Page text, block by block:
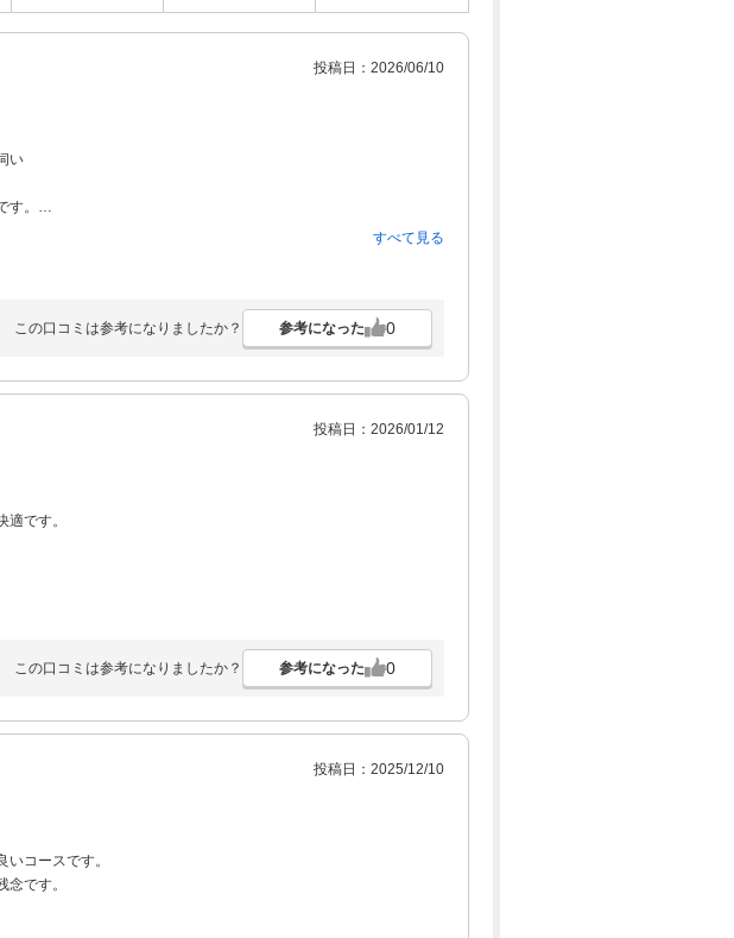
投稿日：2026/06/10
い
。
すべて見る
この口コミは参考になりましたか？ 参考になった 0
投稿日：2026/01/12
です。
この口コミは参考になりましたか？ 参考になった 0
投稿日：2025/12/10
コースです。
です。